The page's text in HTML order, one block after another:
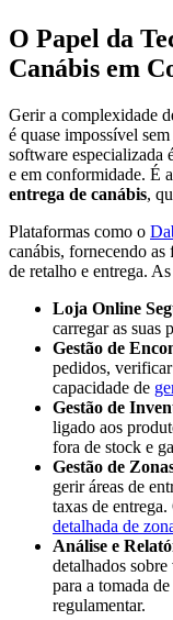
O Papel da
Canábis em
Gerir a complexidade
é quase impossível
software especializada
e em conformidade. É
entrega de canábis,
Plataformas como o
canábis, fornecendo as
de retalho e entrega.
Loja Online
carregar as suas
Gestão de
pedidos,
capacidade de
Gestão de
ligado aos
fora de stock e
Gestão de
gerir áreas de
taxas de
detalhada de
Análise e
detalhados sobre
para a tomada
regulamentar.